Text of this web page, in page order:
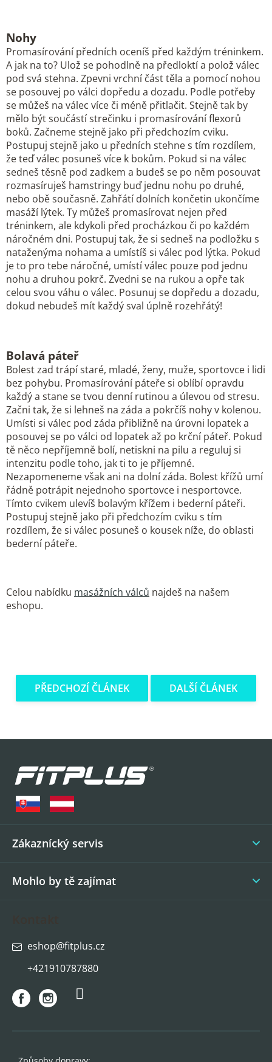
Nohy
Promasírování předních oceníš před každým tréninkem.
A jak na to? Ulož se pohodlně na předloktí a polož válec
pod svá stehna. Zpevni vrchní část těla a pomocí nohou
se posouvej po válci dopředu a dozadu. Podle potřeby
se můžeš na válec více či méně přitlačit. Stejně tak by
mělo být součástí strečinku i promasírování flexorů
boků. Začneme stejně jako při předchozím cviku.
Postupuj stejně jako u předních stehne s tím rozdílem,
že teď válec posuneš více k bokům. Pokud si na válec
sedneš těsně pod zadkem a budeš se po něm posouvat
rozmasíruješ hamstringy buď jednu nohu po druhé,
nebo obě současně. Zahřátí dolních končetin ukončíme
masáží lýtek. Ty můžeš promasírovat nejen před
tréninkem, ale kdykoli před procházkou či po každém
náročném dni. Postupuj tak, že si sedneš na podložku s
nataženýma nohama a umístíš si válec pod lýtka. Pokud
je to pro tebe náročné, umístí válec pouze pod jednu
nohu a druhou pokrč. Zvedni se na rukou a opře tak
celou svou váhu o válec. Posunuj se dopředu a dozadu,
dokud nebudeš mít každý sval úplně rozehřátý!
Bolavá páteř
Bolest zad trápí staré, mladé, ženy, muže, sportovce i lidi
bez pohybu. Promasírování páteře si oblíbí opravdu
každý a stane se tvou denní rutinou a úlevou od stresu.
Začni tak, že si lehneš na záda a pokrčíš nohy v kolenou.
Umísti si válec pod záda přibližně na úrovni lopatek a
posouvej se po válci od lopatek až po krční páteř. Pokud
tě něco nepříjemně bolí, netiskni na pilu a reguluj si
intenzitu podle toho, jak ti to je příjemné.
Nezapomeneme však ani na dolní záda. Bolest křížů umí
řádně potrápit nejednoho sportovce i nesportovce.
Tímto cvikem ulevíš bolavým křížem i bederní páteři.
Postupuj stejně jako při předchozím cviku s tím
rozdílem, že si válec posuneš o kousek níže, do oblasti
bederní páteře.
Celou nabídku masážních válců najdeš na našem
eshopu.
PŘEDCHOZÍ ČLÁNEK DALŠÍ ČLÁNEK
Zákaznícký servis
Mohlo by tě zajímat
eshop@fitplus.cz
+421910787880